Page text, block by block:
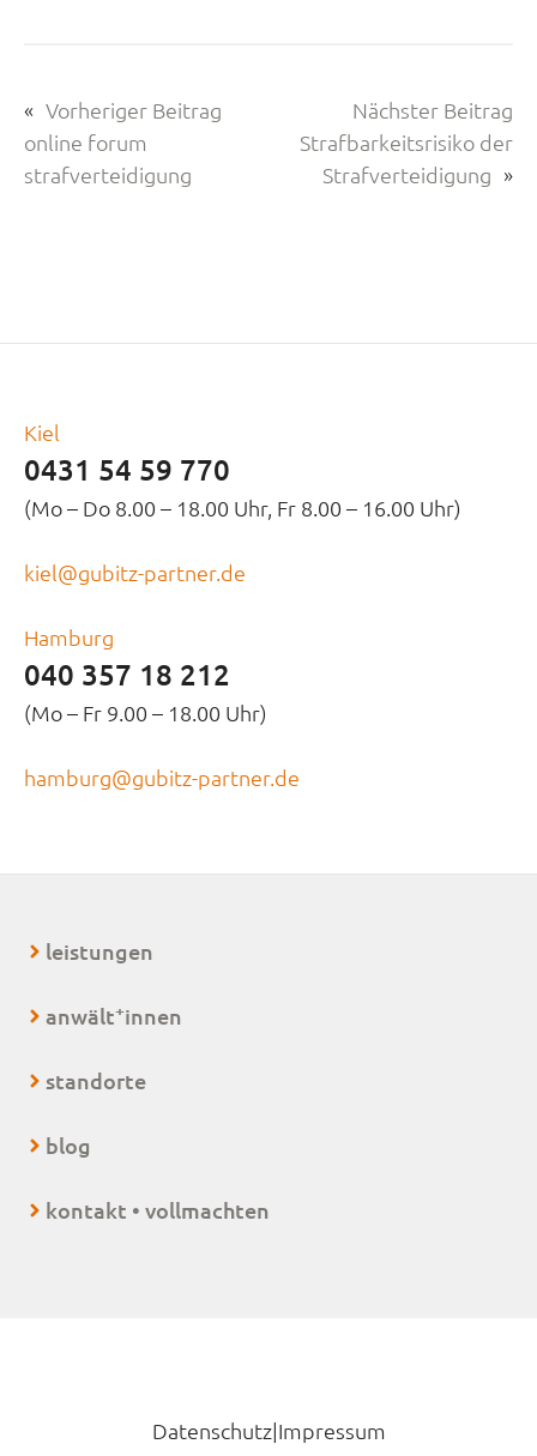
« Vorheriger Beitrag
online forum
strafverteidigung
Nächster Beitrag
Strafbarkeitsrisiko der
Strafverteidigung »
Kiel
0431 54 59 770
(Mo – Do 8.00 – 18.00 Uhr, Fr 8.00 – 16.00 Uhr)
kiel@gubitz-partner.de
Hamburg
040 357 18 212
(Mo – Fr 9.00 – 18.00 Uhr)
hamburg@gubitz-partner.de
leistungen
anwält+innen
standorte
blog
kontakt • vollmachten
Datenschutz|Impressum